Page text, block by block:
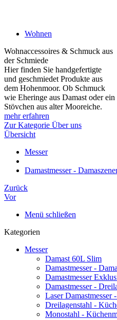
Wohnen
Wohnaccessoires & Schmuck aus
der Schmiede
Hier finden Sie handgefertigte
und geschmiedet Produkte aus
dem Hohenmoor. Ob Schmuck
wie Eheringe aus Damast oder ein
Stövchen aus alter Mooreiche.
mehr erfahren
Zur Kategorie Über uns
Übersicht
Messer
Damastmesser -
Zurück
Vor
Menü schließen
Kategorien
Messer
Damast 60L Slim
Damastmesser -
Damastmesser
Damastmesser -
Laser Damastmesser
Dreilagenstahl -
Monostahl -